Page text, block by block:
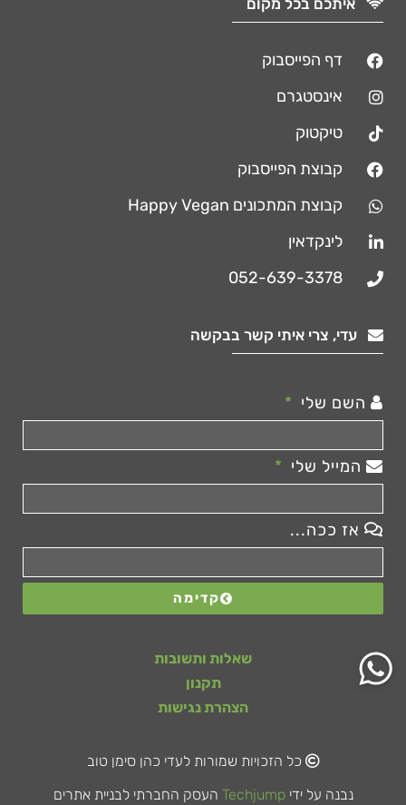
איתכם בכל מקום
דף הפייסבוק
אינסטגרם
טיקטוק
קבוצת הפייסבוק
קבוצת המתכונים Happy Vegan
לינקדאין
052-639-3378
עדי, צרי איתי קשר בבקשה
השם שלי
המייל שלי
אז ככה...
קדימה
שאלות ותשובות
תקנון
הצהרת נגישות
כל הזכויות שמורות לעדי כהן סימן טוב
נבנה על ידיTechjump העסק החברתי לבניית אתרים